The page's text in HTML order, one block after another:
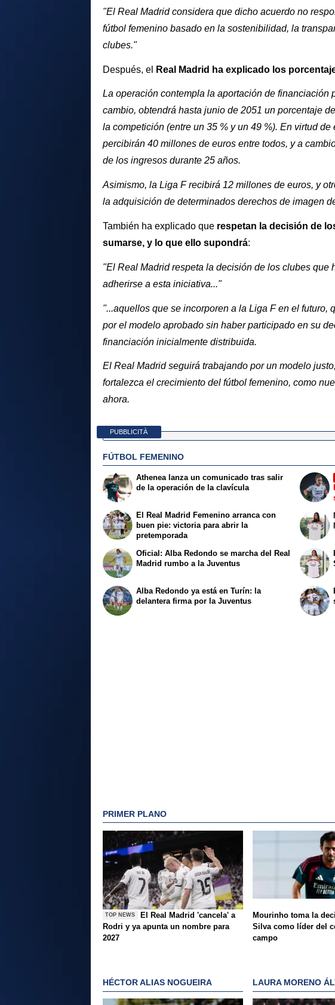
"El Real Madrid considera que dicho acuerdo no
fútbol femenino basado en la sostenibilidad, la
clubes."
Después, el Real Madrid ha explicado los
La operación contempla la aportación de financiación
cambio, obtendrá hasta junio de 2051 un porcentaje
la competición (entre un 35 % y un 49 %). En virtud
percibirán 40 millones de euros entre todos, y a
de los ingresos durante 25 años.
Asimismo, la Liga F recibirá 12 millones de euros, y
la adquisición de determinados derechos de imagen
También ha explicado que respetan la decisión de
sumarse, y lo que ello supondrá:
"El Real Madrid respeta la decisión de los clubes que
adherirse a esta iniciativa..."
"...aquellos que se incorporen a la Liga F en el futuro,
por el modelo aprobado sin haber participado en su
financiación inicialmente distribuida.
El Real Madrid seguirá trabajando por un modelo
fortalezca el crecimiento del fútbol femenino, como
ahora.
PUBBLICITÀ
FÚTBOL FEMENINO
Athenea lanza un comunicado tras salir
de la operación de la clavícula
El Real Madrid Femenino arranca con
buen pie: victoria para abrir la
pretemporada
Oficial: Alba Redondo se marcha del Real
Madrid rumbo a la Juventus
Alba Redondo ya está en Turín: la
delantera firma por la Juventus
PRIMER PLANO
TOP NEWS
El Real Madrid 'cancela' a
Rodri y ya apunta un nombre para
2027
Mourinho toma la
Silva como líder del
campo
HÉCTOR ALIAS NOGUEIRA LAURA MORENO